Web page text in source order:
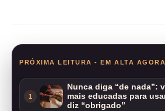
PRÓXIMA LEITURA - EM ALTA AGORA
1
Nunca diga “de nada”:
mais educadas para
diz “obrigado”